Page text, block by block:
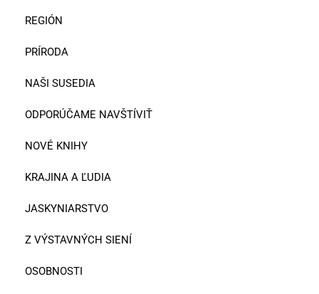
REGIÓN
PRÍRODA
NAŠI SUSEDIA
ODPORÚČAME NAVŠTÍVIŤ
NOVÉ KNIHY
KRAJINA A ĽUDIA
JASKYNIARSTVO
Z VÝSTAVNÝCH SIENÍ
OSOBNOSTI